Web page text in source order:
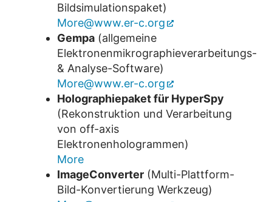
Bildsimulationspaket)
More@www.er-c.org
Gempa (allgemeine
Elektronenmikrographieverarbeitungs-
& Analyse-Software)
More@www.er-c.org
Holographiepaket für HyperSpy
(Rekonstruktion und Verarbeitung
von off-axis
Elektronenhologrammen)
More
ImageConverter (Multi-Plattform-
Bild-Konvertierung Werkzeug)